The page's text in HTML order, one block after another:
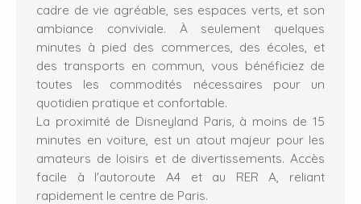
cadre de vie agréable, ses espaces verts, et son
ambiance conviviale. À seulement quelques
minutes à pied des commerces, des écoles, et
des transports en commun, vous bénéficiez de
toutes les commodités nécessaires pour un
quotidien pratique et confortable.
La proximité de Disneyland Paris, à moins de 15
minutes en voiture, est un atout majeur pour les
amateurs de loisirs et de divertissements. Accès
facile à l'autoroute A4 et au RER A, reliant
rapidement le centre de Paris.